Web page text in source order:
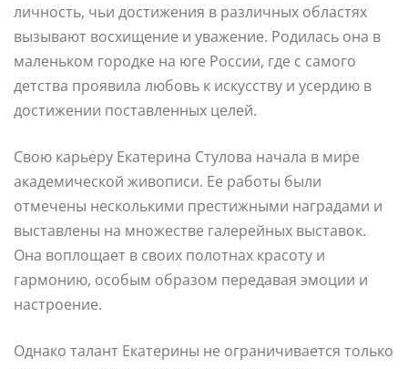
личность, чьи достижения в различных областях
вызывают восхищение и уважение. Родилась она в
маленьком городке на юге России, где с самого
детства проявила любовь к искусству и усердию в
достижении поставленных целей.
Свою карьеру Екатерина Стулова начала в мире
академической живописи. Ее работы были
отмечены несколькими престижными наградами и
выставлены на множестве галерейных выставок.
Она воплощает в своих полотнах красоту и
гармонию, особым образом передавая эмоции и
настроение.
Однако талант Екатерины не ограничивается только